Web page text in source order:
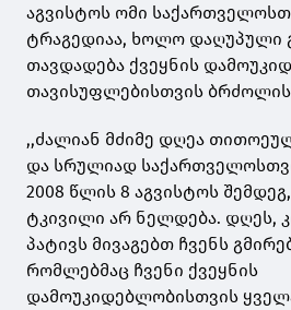
აგვისტოს ომი
ტრაგედიაა, ხოლო დაღუპული
თავდადება ქვეყნის
თავისუფლებისთვის
,,ძალიან მძიმე დღეა
და სრულიად
2008 წლის 8 აგვისტოს
ტკივილი არ ნელდება. დღეს,
პატივს მივაგებთ ჩვენს
რომლებმაც ჩვენი ქვეყნის
დამოუკიდებლობისთვის